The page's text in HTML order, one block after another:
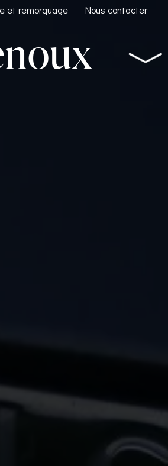
et remorquage Nous contacter